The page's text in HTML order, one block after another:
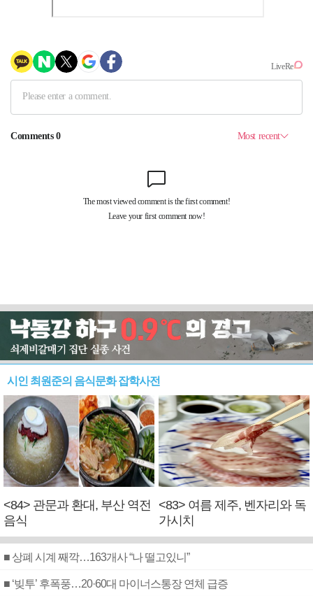
시인 최원준의 음식문화 잡학사전
<84> 관문과 환대, 부산 역전
음식
<83> 여름 제주, 벤자리와 독
가시치
■ 상폐 시계 째깍…163개사 “나 떨고있니”
■ ‘빚투’ 후폭풍…20·60대 마이너스통장 연체 급증